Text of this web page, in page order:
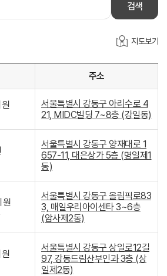
검색
지도보기
주소
서울특별시 강동구 아리수로 4
21, MIDC빌딩 7~8층 (강일동)
서울특별시 강동구 양재대로 1
657-11, 대은상가 5층 (명일제1
동)
원
서울특별시 강동구 올림픽로83
3, 매일우리아이센타 3~6층
(암사제2동)
서울특별시 강동구 상일로12길
97, 강동드림산부인과 3층 (상
일제2동)